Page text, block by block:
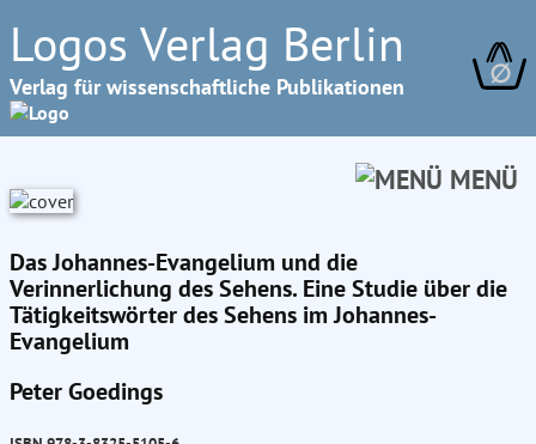
Logos Verlag Berlin
Verlag für wissenschaftliche Publikationen ∅
MENÜ
Das Johannes-Evangelium und die
Verinnerlichung des Sehens. Eine Studie über die
Tätigkeitswörter des Sehens im Johannes-
Evangelium
Peter Goedings